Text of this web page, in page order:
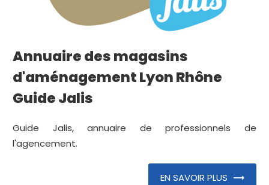
Annuaire des magasins
d'aménagement Lyon Rhône
Guide Jalis
Guide Jalis, annuaire de professionnels de
l'agencement.
EN SAVOIR PLUS